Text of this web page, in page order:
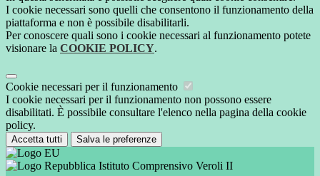
I cookie necessari sono quelli che consentono il funzionamento della
piattaforma e non è possibile disabilitarli.
Per conoscere quali sono i cookie necessari al funzionamento potete
visionare la COOKIE POLICY.
Cookie necessari per il funzionamento
I cookie necessari per il funzionamento non possono essere
disabilitati. È possibile consultare l'elenco nella pagina della cookie
policy.
Accetta tutti Salva le preferenze
Istituto Comprensivo Veroli II